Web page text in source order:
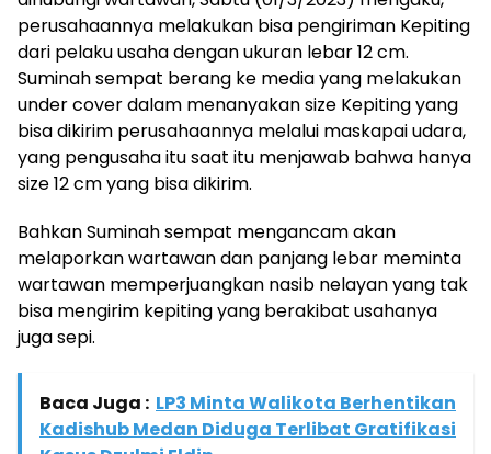
perusahaannya melakukan bisa pengiriman Kepiting
dari pelaku usaha dengan ukuran lebar 12 cm.
Suminah sempat berang ke media yang melakukan
under cover dalam menanyakan size Kepiting yang
bisa dikirim perusahaannya melalui maskapai udara,
yang pengusaha itu saat itu menjawab bahwa hanya
size 12 cm yang bisa dikirim.
Bahkan Suminah sempat mengancam akan
melaporkan wartawan dan panjang lebar meminta
wartawan memperjuangkan nasib nelayan yang tak
bisa mengirim kepiting yang berakibat usahanya
juga sepi.
Baca Juga : LP3 Minta Walikota Berhentikan
Kadishub Medan Diduga Terlibat Gratifikasi